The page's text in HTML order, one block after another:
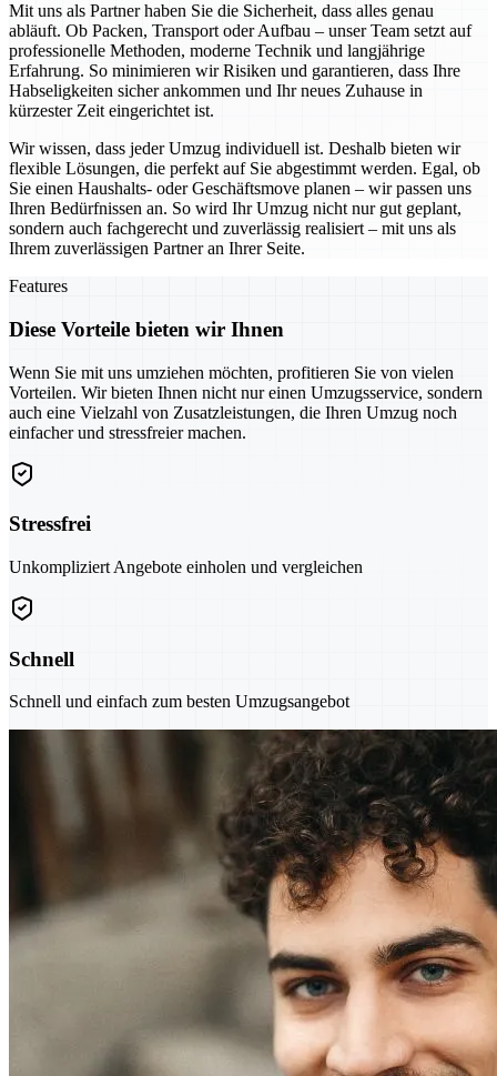
Mit uns als Partner haben Sie die Sicherheit, dass alles genau
abläuft. Ob Packen, Transport oder Aufbau – unser Team setzt auf
professionelle Methoden, moderne Technik und langjährige
Erfahrung. So minimieren wir Risiken und garantieren, dass Ihre
Habseligkeiten sicher ankommen und Ihr neues Zuhause in
kürzester Zeit eingerichtet ist.
Wir wissen, dass jeder Umzug individuell ist. Deshalb bieten wir
flexible Lösungen, die perfekt auf Sie abgestimmt werden. Egal, ob
Sie einen Haushalts- oder Geschäftsmove planen – wir passen uns
Ihren Bedürfnissen an. So wird Ihr Umzug nicht nur gut geplant,
sondern auch fachgerecht und zuverlässig realisiert – mit uns als
Ihrem zuverlässigen Partner an Ihrer Seite.
Features
Diese Vorteile bieten wir Ihnen
Wenn Sie mit uns umziehen möchten, profitieren Sie von vielen
Vorteilen. Wir bieten Ihnen nicht nur einen Umzugsservice, sondern
auch eine Vielzahl von Zusatzleistungen, die Ihren Umzug noch
einfacher und stressfreier machen.
Stressfrei
Unkompliziert Angebote einholen und vergleichen
Schnell
Schnell und einfach zum besten Umzugsangebot